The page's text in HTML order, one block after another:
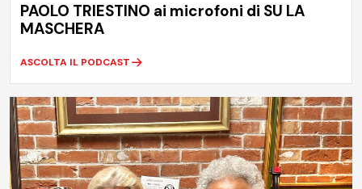
PAOLO TRIESTINO ai microfoni di SU LA
MASCHERA
ASCOLTA IL PODCAST